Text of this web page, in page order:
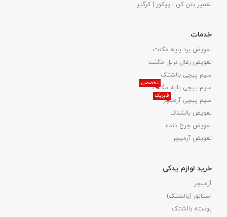
تعمیر بتن کن | پیکور | کرگیر
خدمات
تعویض برد پایه مگنت
تعویض زغال دریل مگنت
سیم پیچی بالشتک
سیم پیچی پایه مگنت
تخصصی
سیم پیچی آرمیچر
فابریک
تعویض بالشتک​
تعویض چرخ دنده
تعویض آرمیچر
خرید لوازم یدکی
آرمیچر
استاتور (بالشتک)
پوسته بالشتک